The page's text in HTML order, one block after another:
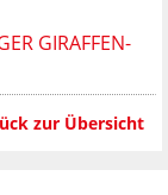
GIRAFFEN-
zur Übersicht